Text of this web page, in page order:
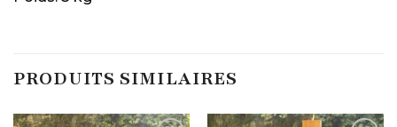
PRODUITS SIMILAIRES